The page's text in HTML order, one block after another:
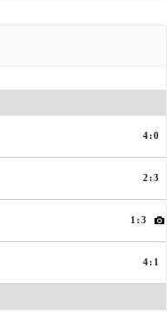
4:0
2:3
1:3
4:1